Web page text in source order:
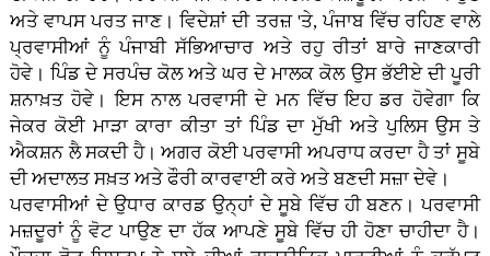
ਅਤੇ ਵਾਪਸ ਪਰਤ ਜਾਣ। ਵਿਦੇਸ਼ਾਂ ਦੀ ਤਰਜ਼ 'ਤੇ, ਪੰਜਾਬ ਵਿੱਚ ਰਹਿਣ ਵਾਲੇ
ਪ੍ਰਵਾਸੀਆਂ ਨੂੰ ਪੰਜਾਬੀ ਸੱਭਿਆਚਾਰ ਅਤੇ ਰਹੁ ਰੀਤਾਂ ਬਾਰੇ ਜਾਣਕਾਰੀ
ਹੋਵੇ। ਪਿੰਡ ਦੇ ਸਰਪੰਚ ਕੋਲ ਅਤੇ ਘਰ ਦੇ ਮਾਲਕ ਕੋਲ ਉਸ ਭੱਈਏ ਦੀ ਪੂਰੀ
ਸ਼ਨਾਖ਼ਤ ਹੋਵੇ। ਇਸ ਨਾਲ ਪਰਵਾਸੀ ਦੇ ਮਨ ਵਿੱਚ ਇਹ ਡਰ ਹੋਵੇਗਾ ਕਿ
ਜੇਕਰ ਕੋਈ ਮਾੜਾ ਕਾਰਾ ਕੀਤਾ ਤਾਂ ਪਿੰਡ ਦਾ ਮੁੱਖੀ ਅਤੇ ਪੁਲਿਸ ਉਸ ਤੇ
ਐਕਸ਼ਨ ਲੈ ਸਕਦੀ ਹੈ। ਅਗਰ ਕੋਈ ਪਰਵਾਸੀ ਅਪਰਾਧ ਕਰਦਾ ਹੈ ਤਾਂ ਸੂਬੇ
ਦੀ ਅਦਾਲਤ ਸਖ਼ਤ ਅਤੇ ਫੌਰੀ ਕਾਰਵਾਈ ਕਰੇ ਅਤੇ ਬਣਦੀ ਸਜ਼ਾ ਦੇਵੇ।
ਪਰਵਾਸੀਆਂ ਦੇ ਉਧਾਰ ਕਾਰਡ ਉਨ੍ਹਾਂ ਦੇ ਸੂਬੇ ਵਿੱਚ ਹੀ ਬਣਨ। ਪਰਵਾਸੀ
ਮਜ਼ਦੂਰਾਂ ਨੂੰ ਵੋਟ ਪਾਉਣ ਦਾ ਹੱਕ ਆਪਣੇ ਸੂਬੇ ਵਿੱਚ ਹੀ ਹੋਣਾ ਚਾਹੀਦਾ ਹੈ।